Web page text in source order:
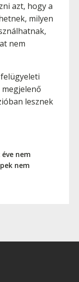
azt, hogy a
milyen
nem
lesznek
nem
nem